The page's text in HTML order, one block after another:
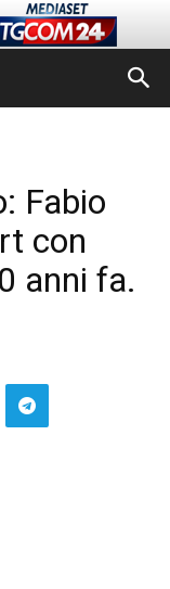
Fabio
con
anni fa.